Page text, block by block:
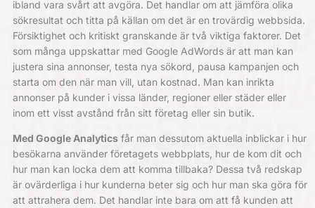
ibland vara svårt att avgöra. Det handlar om att jämföra olika
sökresultat och titta på källan om det är en trovärdig webbsida.
Försiktighet och kritiskt granskande är två viktiga faktorer. Det
som många uppskattar med Google AdWords är att man kan
justera sina annonser, testa nya sökord, pausa kampanjen och
starta om den när man vill, utan kostnad. Man kan inrikta
annonser på kunder i vissa länder, regioner eller städer eller
inom ett visst avstånd från sitt företag eller sin butik.
Med Google Analyticsfår man dessutom aktuella inblickar i hur
besökarna använder företagets webbplats, hur de kom dit och
hur man kan locka dem att komma tillbaka? Dessa två redskap
är ovärderliga i hur kunderna beter sig och hur man ska göra för
att attrahera dem. Det handlar inte bara om att få kunden att